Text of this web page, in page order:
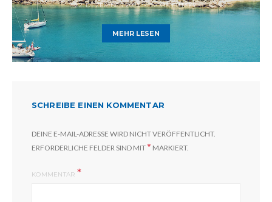
22. DEZEMBER 2021 NORA FUTAKY
MEHR LESEN
SCHREIBE EINEN KOMMENTAR
DEINE E-MAIL-ADRESSE WIRD NICHT VERÖFFENTLICHT.
ERFORDERLICHE FELDER SIND MIT* MARKIERT.
KOMMENTAR